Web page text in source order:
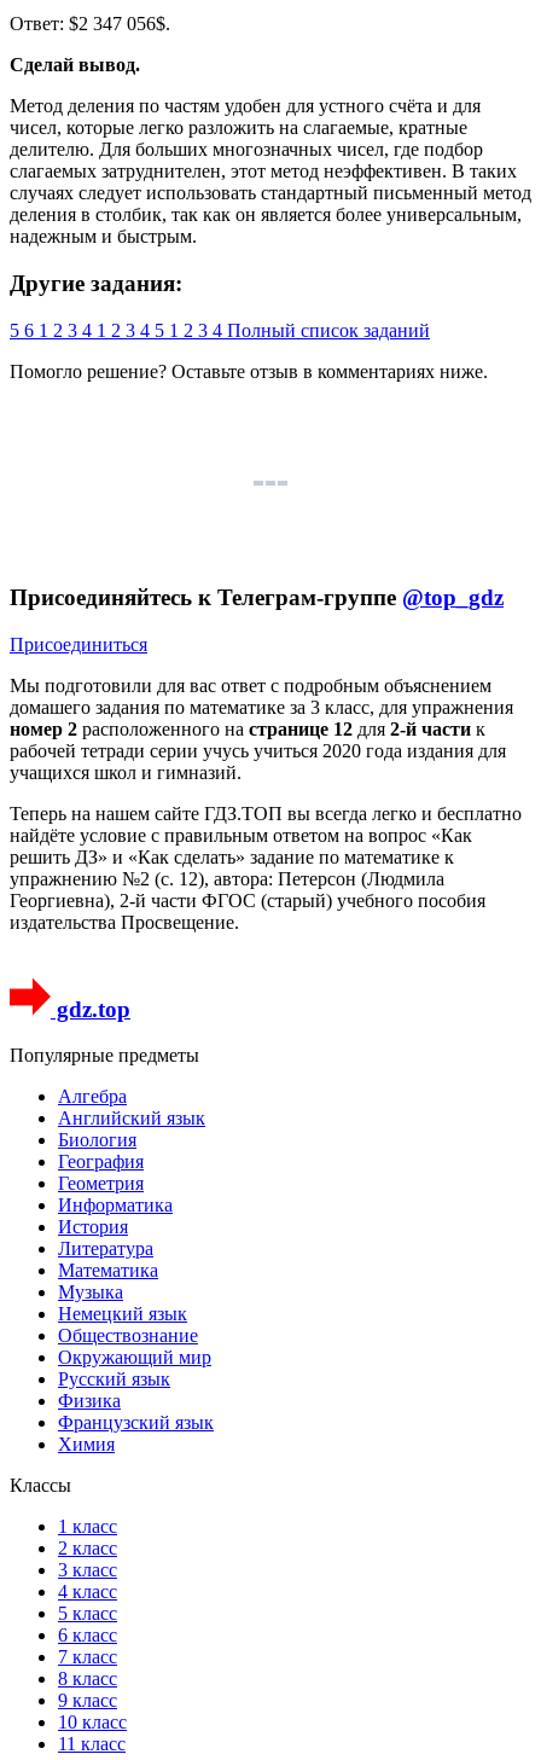
Ответ: $2 347 056$.
Сделай вывод.
Метод деления по частям удобен для устного счёта и для
чисел, которые легко разложить на слагаемые, кратные
делителю. Для больших многозначных чисел, где подбор
слагаемых затруднителен, этот метод неэффективен. В таких
случаях следует использовать стандартный письменный метод
деления в столбик, так как он является более универсальным,
надежным и быстрым.
Другие задания:
5 6 1 2 3 4 1 2 3 4 5 1 2 3 4 Полный список заданий
Помогло решение? Оставьте отзыв в комментариях ниже.
Присоединяйтесь к Телеграм-группе @top_gdz
Присоединиться
Мы подготовили для вас ответ c подробным объяснением
домашего задания по математике за 3 класс, для упражнения
номер 2 расположенного на странице 12 для 2-й части к
рабочей тетради серии учусь учиться 2020 года издания для
учащихся школ и гимназий.
Теперь на нашем сайте ГДЗ.ТОП вы всегда легко и бесплатно
найдёте условие с правильным ответом на вопрос «Как
решить ДЗ» и «Как сделать» задание по математике к
упражнению №2 (с. 12), автора: Петерсон (Людмила
Георгиевна), 2-й части ФГОС (старый) учебного пособия
издательства Просвещение.
gdz.top
Популярные предметы
Алгебра
Английский язык
Биология
География
Геометрия
Информатика
История
Литература
Математика
Музыка
Немецкий язык
Обществознание
Окружающий мир
Русский язык
Физика
Французский язык
Химия
Классы
1 класс
2 класс
3 класс
4 класс
5 класс
6 класс
7 класс
8 класс
9 класс
10 класс
11 класс